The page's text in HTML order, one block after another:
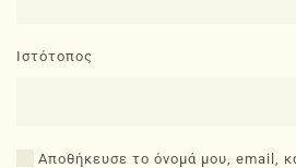
Ιστότοπος
Αποθήκευσε το όνομά μου, email,